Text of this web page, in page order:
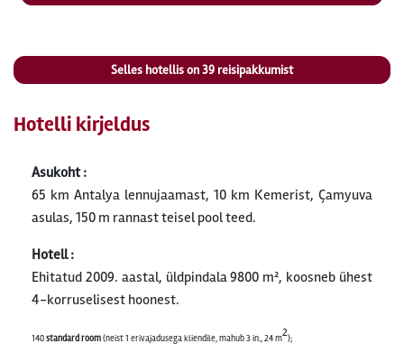
Selles hotellis on39 reisipakkumist
Hotelli kirjeldus
Asukoht :
65 km Antalya lennujaamast, 10 km Kemerist, Çamyuva
asulas, 150 m rannast teisel pool teed.
Hotell :
Ehitatud 2009. aastal, üldpindala 9800 m², koosneb ühest
4-korruselisest hoonest.
140standard room(neist 1 erivajadusega kliendile, mahub 3 in., 24 m2);